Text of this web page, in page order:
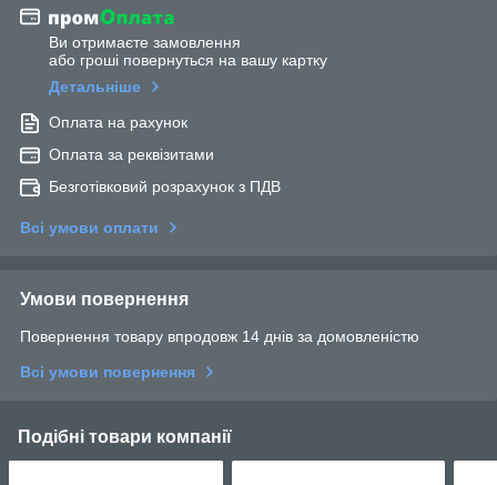
Ви отримаєте замовлення
або гроші повернуться на вашу картку
Детальніше
Оплата на рахунок
Оплата за реквізитами
Безготівковий розрахунок з ПДВ
Всі умови оплати
Умови повернення
Повернення товару впродовж 14 днів за домовленістю
Всі умови повернення
Подібні товари компанії